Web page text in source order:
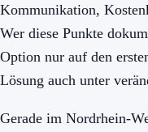
Kommunikation,
Wer diese Punkte
Option nur auf den
Lösung auch unter
Gerade im Nordrhein-